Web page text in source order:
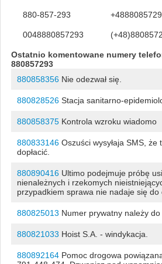
880-857-293
0048880857293
Ostatnio komentowane numery
880857293
880858356Nie odezwał się.
880828526Stacja sanitarno-
880858375Kontrola wzroku wiadomo
880833146Oszuści wysyłaja SMS, że
dopłacić.
880890416Ultimo podejmuje próbę
nienależnych i rzekomych
przypadkiem sprawa nie nadaje się
880825013 Numer prywatny należy
880821033 Hoist S.A. - windykacja.
880892164Pomoc drogowa